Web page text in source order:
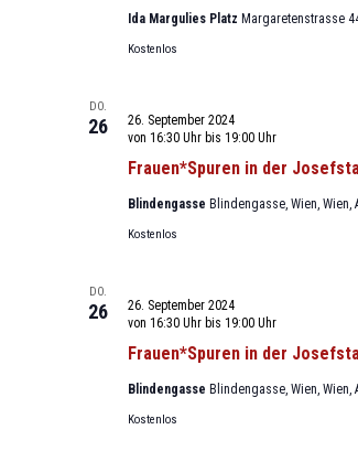
Ida Margulies Platz Margaretenstrasse
Kostenlos
DO.
26
Frauen*Spuren in der
26. September 2024
von 16:30 Uhrbis 19:00 Uhr
Blindengasse Blindengasse, Wien, Wien,
Kostenlos
DO.
26
Frauen*Spuren in der
26. September 2024
von 16:30 Uhrbis 19:00 Uhr
Blindengasse Blindengasse, Wien, Wien,
Kostenlos